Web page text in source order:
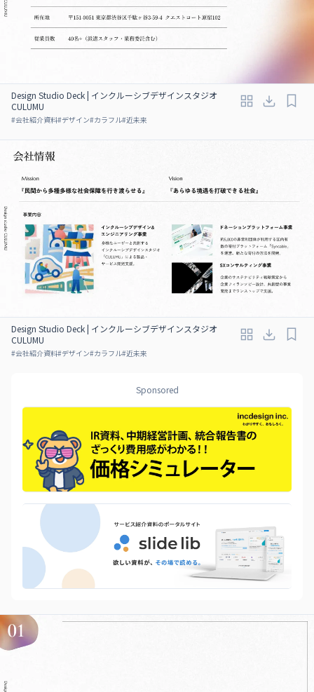
Design Studio Deck | インクルーシブデザインスタジオ
CULUMU
#会社紹介資料#デザイン#カラフル#近未来
Design Studio Deck | インクルーシブデザインスタジオ
CULUMU
#会社紹介資料#デザイン#カラフル#近未来
Sponsored